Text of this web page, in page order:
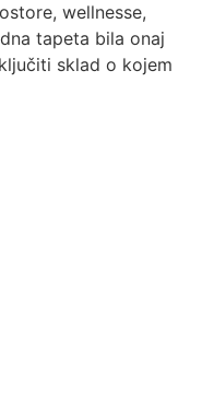
wellnesse,
tapeta bila onaj
sklad o kojem